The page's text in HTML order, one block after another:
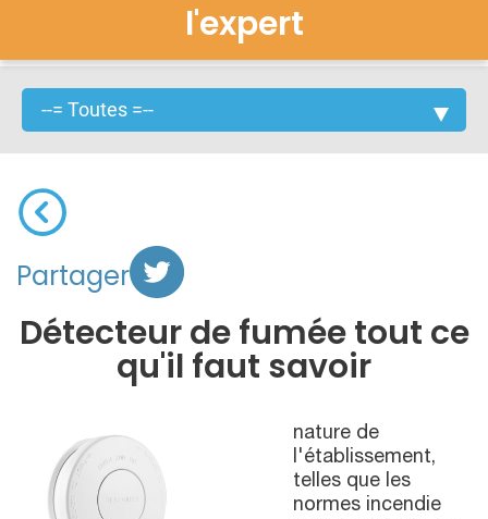
l'expert
Partager
Détecteur de fumée tout ce
qu'il faut savoir
nature de
l'établissement,
telles que les
normes incendie